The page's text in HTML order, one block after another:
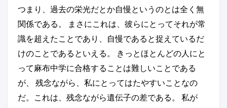
つまり、過去の栄光だとか自慢というのとは全く無
関係である。 まさにこれは、彼らにとってそれが常
識を超えたことであり、自慢であると捉えているだ
けのことであるといえる。 きっとほとんどの人にと
って麻布中学に合格することは難しいことである
が、 残念ながら、私にとってはたやすいことなの
だ。これは、残念ながら遺伝子の差である。 私が